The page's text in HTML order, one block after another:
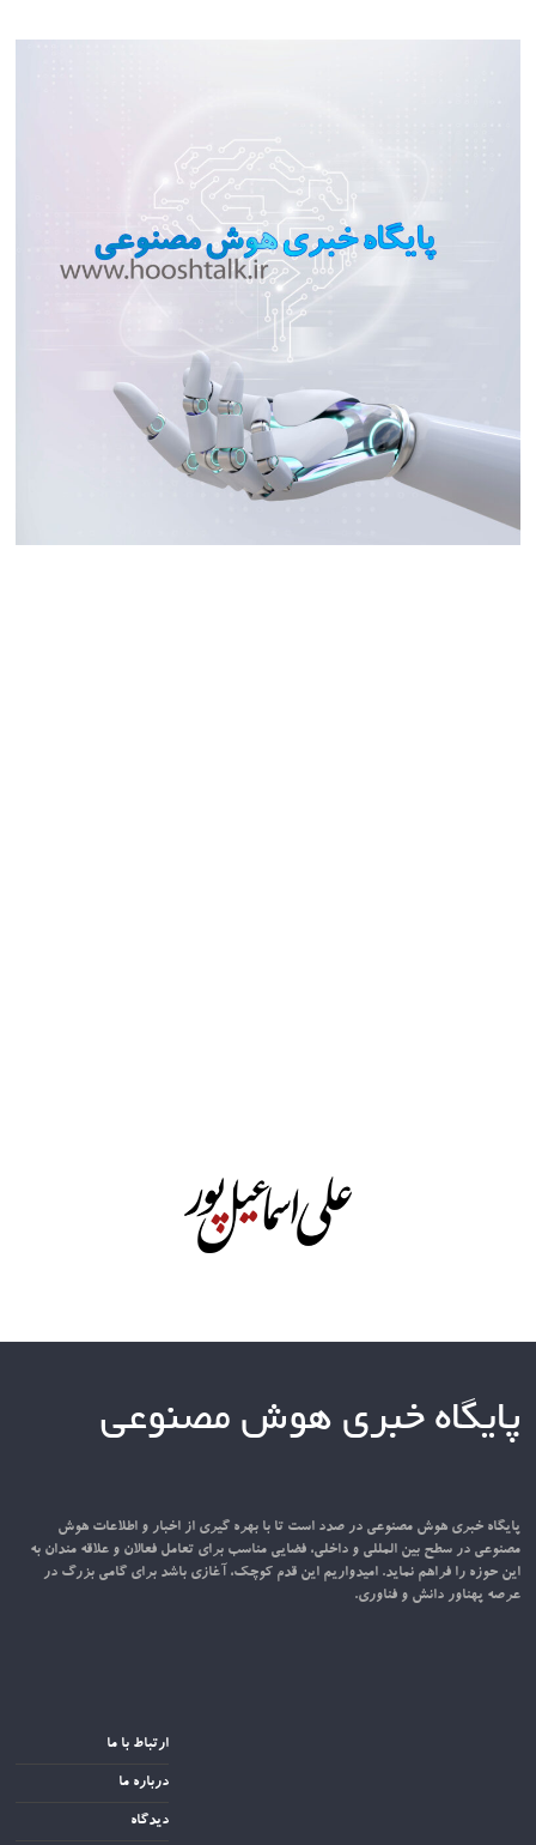
پایگاه خبری هوش مصنوعی
پایگاه خبری هوش مصنوعی در صدد است تا با بهره گیری از اخبار و اطلاعات هوش
مصنوعی در سطح بین المللی و داخلی، فضایی مناسب برای تعامل فعالان و علاقه مندان به
این حوزه را فراهم نماید. امیدواریم این قدم کوچک، آغازی باشد برای گامی بزرگ در
عرصه پهناور دانش و فناوری.
ارتباط با ما
درباره ما
دیدگاه